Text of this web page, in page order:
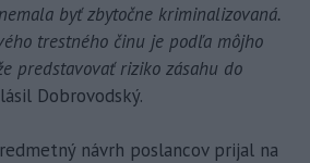
byť zbytočne kriminalizovaná.
trestného činu je podľa môjho
predstavovať riziko zásahu do
Dobrovodský.
návrh poslancov prijal na